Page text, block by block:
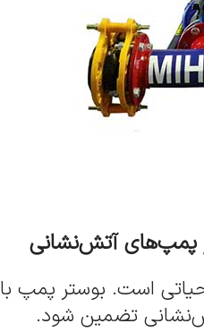
پمپ‌های آتش‌نشانی
است. بوستر پمپ
تضمین شود.